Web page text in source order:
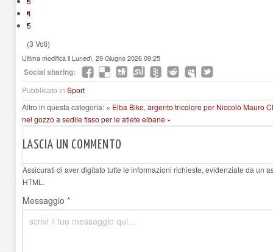
4
5
(3 Voti)
Ultima modifica il Lunedì, 29 Giugno 2026 09:25
Social sharing:
Pubblicato in Sport
Altro in questa categoria: « Elba Bike, argento tricolore per Niccolò Mauro
nel gozzo a sedile fisso per le atlete elbane »
LASCIA UN COMMENTO
Assicurati di aver digitato tutte le informazioni richieste, evidenziate da un
HTML.
Messaggio *